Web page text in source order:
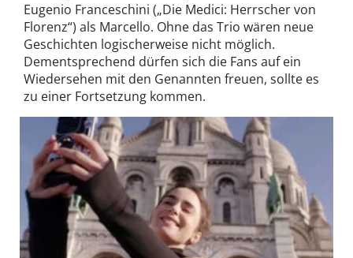
Eugenio Franceschini („Die Medici: Herrscher von
Florenz“) als Marcello. Ohne das Trio wären neue
Geschichten logischerweise nicht möglich.
Dementsprechend dürfen sich die Fans auf ein
Wiedersehen mit den Genannten freuen, sollte es
zu einer Fortsetzung kommen.